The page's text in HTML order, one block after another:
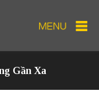
Gần Xa